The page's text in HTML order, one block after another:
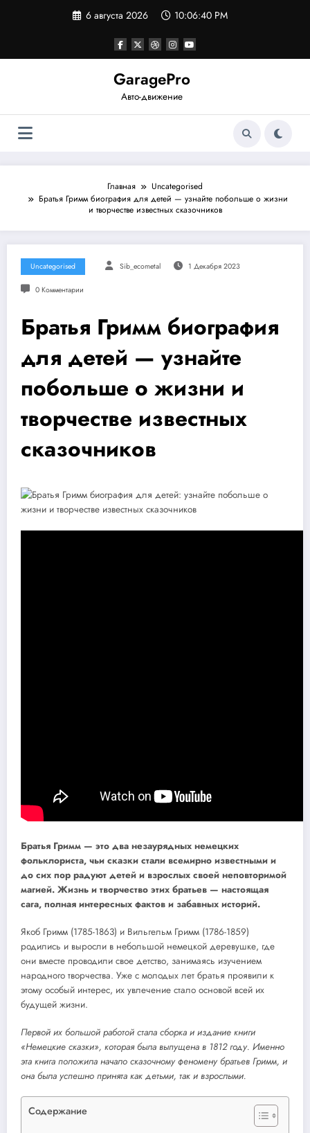
6 августа 2026 10:06:41 PM
GaragePro
Авто-движение
Главная
Uncategorised
Братья Гримм биография для детей — узнайте побольше о жизни
и творчестве известных сказочников
Uncategorised Sib_ecometal 1 Декабря 2023
0 Комментарии
Братья Гримм биография
для детей — узнайте
побольше о жизни и
творчестве известных
сказочников
Братья Гримм — это два незаурядных немецких
фольклориста, чьи сказки стали всемирно известными и
до сих пор радуют детей и взрослых своей неповторимой
магией. Жизнь и творчество этих братьев — настоящая
сага, полная интересных фактов и забавных историй.
Якоб Гримм (1785-1863) и Вильгельм Гримм (1786-1859)
родились и выросли в небольшой немецкой деревушке, где
они вместе проводили свое детство, занимаясь изучением
народного творчества. Уже с молодых лет братья проявили к
этому особый интерес, их увлечение стало основой всей их
будущей жизни.
Первой их большой работой стала сборка и издание книги
«Немецкие сказки», которая была выпущена в 1812 году. Именно
эта книга положила начало сказочному феномену братьев Гримм, и
она была успешно принята как детьми, так и взрослыми.
Содержание